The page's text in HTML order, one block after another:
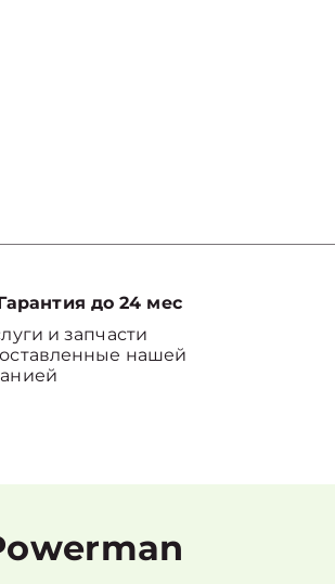
до 24 мес
и запчасти
нашей